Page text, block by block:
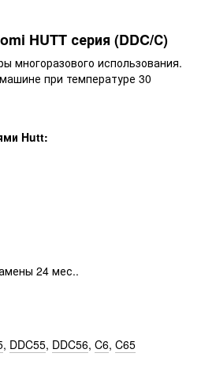
HUTT серия (DDC/С)
многоразового использования.
при температуре 30
Hutt:
24 мес..
, DDC55, DDC56, C6, C65